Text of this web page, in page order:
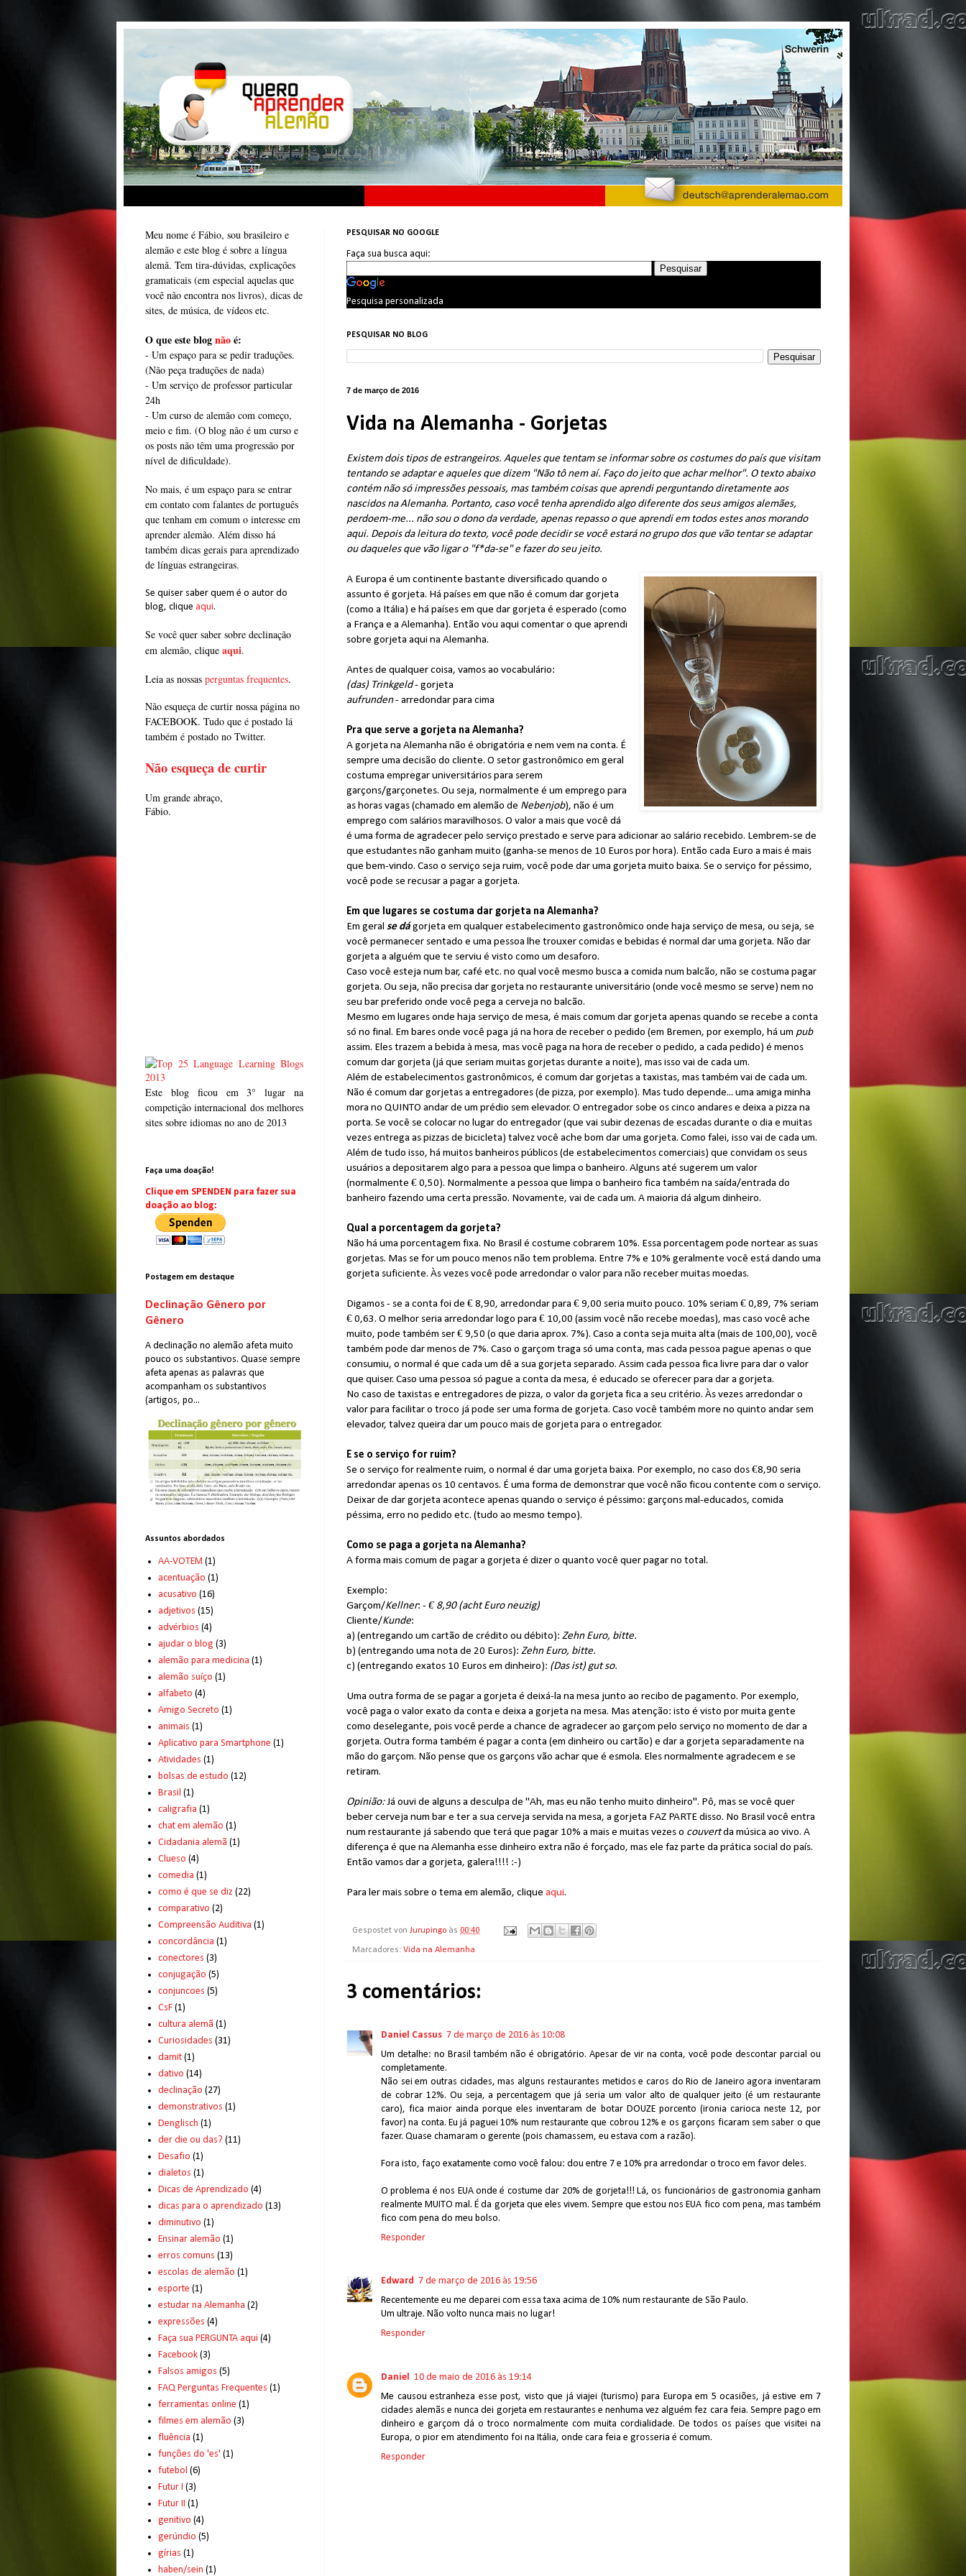
PESQUISAR NO GOOGLE
Faça sua busca aqui:
Pesquisa personalizada
PESQUISAR NO BLOG
7 de março de 2016
Vida na Alemanha - Gorjetas
Existem dois tipos de estrangeiros. Aqueles que tentam se informar sobre os costumes do país que visitam
tentando se adaptar e aqueles que dizem "Não tô nem aí. Faço do jeito que achar melhor". O texto abaixo
contém não só impressões pessoais, mas também coisas que aprendi perguntando diretamente aos
nascidos na Alemanha. Portanto, caso você tenha aprendido algo diferente dos seus amigos alemães,
perdoem-me... não sou o dono da verdade, apenas repasso o que aprendi em todos estes anos morando
aqui. Depois da leitura do texto, você pode decidir se você estará no grupo dos que vão tentar se adaptar
ou daqueles que vão ligar o "f*da-se" e fazer do seu jeito.
A Europa é um continente bastante diversificado quando o
assunto é gorjeta. Há países em que não é comum dar gorjeta
(como a Itália) e há países em que dar gorjeta é esperado (como
a França e a Alemanha). Então vou aqui comentar o que aprendi
sobre gorjeta aqui na Alemanha.
Antes de qualquer coisa, vamos ao vocabulário:
(das) Trinkgeld- gorjeta
aufrunden- arredondar para cima
Pra que serve a gorjeta na Alemanha?
A gorjeta na Alemanha não é obrigatória e nem vem na conta. É
sempre uma decisão do cliente. O setor gastronômico em geral
costuma empregar universitários para serem
garçons/garçonetes. Ou seja, normalmente é um emprego para
as horas vagas (chamado em alemão de Nebenjob), não é um
emprego com salários maravilhosos. O valor a mais que você dá
é uma forma de agradecer pelo serviço prestado e serve para adicionar ao salário recebido. Lembrem-se de
que estudantes não ganham muito (ganha-se menos de 10 Euros por hora). Então cada Euro a mais é mais
que bem-vindo. Caso o serviço seja ruim, você pode dar uma gorjeta muito baixa. Se o serviço for péssimo,
você pode se recusar a pagar a gorjeta.
Em que lugares se costuma dar gorjeta na Alemanha?
Em geral se dágorjeta em qualquer estabelecimento gastronômico onde haja serviço de mesa, ou seja, se
você permanecer sentado e uma pessoa lhe trouxer comidas e bebidas é normal dar uma gorjeta. Não dar
gorjeta a alguém que te serviu é visto como um desaforo.
Caso você esteja num bar, café etc. no qual você mesmo busca a comida num balcão, não se costuma pagar
gorjeta. Ou seja, não precisa dar gorjeta no restaurante universitário (onde você mesmo se serve) nem no
seu bar preferido onde você pega a cerveja no balcão.
Mesmo em lugares onde haja serviço de mesa, é mais comum dar gorjeta apenas quando se recebe a conta
só no final. Em bares onde você paga já na hora de receber o pedido (em Bremen, por exemplo, há um pub
assim. Eles trazem a bebida à mesa, mas você paga na hora de receber o pedido, a cada pedido) é menos
comum dar gorjeta (já que seriam muitas gorjetas durante a noite), mas isso vai de cada um.
Além de estabelecimentos gastronômicos, é comum dar gorjetas a taxistas, mas também vai de cada um.
Não é comum dar gorjetas a entregadores (de pizza, por exemplo). Mas tudo depende... uma amiga minha
mora no QUINTO andar de um prédio sem elevador. O entregador sobe os cinco andares e deixa a pizza na
porta. Se você se colocar no lugar do entregador (que vai subir dezenas de escadas durante o dia e muitas
vezes entrega as pizzas de bicicleta) talvez você ache bom dar uma gorjeta. Como falei, isso vai de cada um.
Além de tudo isso, há muitos banheiros públicos (de estabelecimentos comerciais) que convidam os seus
usuários a depositarem algo para a pessoa que limpa o banheiro. Alguns até sugerem um valor
(normalmente € 0,50). Normalmente a pessoa que limpa o banheiro fica também na saída/entrada do
banheiro fazendo uma certa pressão. Novamente, vai de cada um. A maioria dá algum dinheiro.
Qual a porcentagem da gorjeta?
Não há uma porcentagem fixa. No Brasil é costume cobrarem 10%. Essa porcentagem pode nortear as suas
gorjetas. Mas se for um pouco menos não tem problema. Entre 7% e 10% geralmente você está dando uma
gorjeta suficiente. Às vezes você pode arredondar o valor para não receber muitas moedas.
Digamos - se a conta foi de € 8,90, arredondar para € 9,00 seria muito pouco. 10% seriam € 0,89, 7% seriam
€ 0,63. O melhor seria arredondar logo para € 10,00 (assim você não recebe moedas), mas caso você ache
muito, pode também ser € 9,50 (o que daria aprox. 7%). Caso a conta seja muita alta (mais de 100,00), você
também pode dar menos de 7%. Caso o garçom traga só uma conta, mas cada pessoa pague apenas o que
consumiu, o normal é que cada um dê a sua gorjeta separado. Assim cada pessoa fica livre para dar o valor
que quiser. Caso uma pessoa só pague a conta da mesa, é educado se oferecer para dar a gorjeta.
No caso de taxistas e entregadores de pizza, o valor da gorjeta fica a seu critério. Às vezes arredondar o
valor para facilitar o troco já pode ser uma forma de gorjeta. Caso você também more no quinto andar sem
elevador, talvez queira dar um pouco mais de gorjeta para o entregador.
E se o serviço for ruim?
Se o serviço for realmente ruim, o normal é dar uma gorjeta baixa. Por exemplo, no caso dos €8,90 seria
arredondar apenas os 10 centavos. É uma forma de demonstrar que você não ficou contente com o serviço.
Deixar de dar gorjeta acontece apenas quando o serviço é péssimo: garçons mal-educados, comida
péssima, erro no pedido etc. (tudo ao mesmo tempo).
Como se paga a gorjeta na Alemanha?
A forma mais comum de pagar a gorjeta é dizer o quanto você quer pagar no total.
Exemplo:
Garçom/Kellner: -€ 8,90 (acht Euro neuzig)
Cliente/Kunde:
a) (entregando um cartão de crédito ou débito): Zehn Euro, bitte.
b) (entregando uma nota de 20 Euros): Zehn Euro, bitte.
c) (entregando exatos 10 Euros em dinheiro): (Das ist) gut so.
Uma outra forma de se pagar a gorjeta é deixá-la na mesa junto ao recibo de pagamento. Por exemplo,
você paga o valor exato da conta e deixa a gorjeta na mesa. Mas atenção: isto é visto por muita gente
como deselegante, pois você perde a chance de agradecer ao garçom pelo serviço no momento de dar a
gorjeta. Outra forma também é pagar a conta (em dinheiro ou cartão) e dar a gorjeta separadamente na
mão do garçom. Não pense que os garçons vão achar que é esmola. Eles normalmente agradecem e se
retiram.
Opinião:Já ouvi de alguns a desculpa de "Ah, mas eu não tenho muito dinheiro". Pô, mas se você quer
beber cerveja num bar e ter a sua cerveja servida na mesa, a gorjeta FAZ PARTE disso. No Brasil você entra
num restaurante já sabendo que terá que pagar 10% a mais e muitas vezes o couvertda música ao vivo. A
diferença é que na Alemanha esse dinheiro extra não é forçado, mas ele faz parte da prática social do país.
Então vamos dar a gorjeta, galera!!!! :-)
Para ler mais sobre o tema em alemão, clique aqui.
Gespostet von Jurupingo às 00:40
Marcadores: Vida na Alemanha
3 comentários:
Daniel Cassus 7 de março de 2016 às 10:08
Um detalhe: no Brasil também não é obrigatório. Apesar de vir na conta, você pode descontar parcial ou
completamente.
Não sei em outras cidades, mas alguns restaurantes metidos e caros do Rio de Janeiro agora inventaram
de cobrar 12%. Ou seja, a percentagem que já seria um valor alto de qualquer jeito (é um restaurante
caro), fica maior ainda porque eles inventaram de botar DOUZE porcento (ironia carioca neste 12, por
favor) na conta. Eu já paguei 10% num restaurante que cobrou 12% e os garçons ficaram sem saber o que
fazer. Quase chamaram o gerente (pois chamassem, eu estava com a razão).
Fora isto, faço exatamente como você falou: dou entre 7 e 10% pra arredondar o troco em favor deles.
O problema é nos EUA onde é costume dar 20% de gorjeta!!! Lá, os funcionários de gastronomia ganham
realmente MUITO mal. É da gorjeta que eles vivem. Sempre que estou nos EUA fico com pena, mas também
fico com pena do meu bolso.
Responder
Edward 7 de março de 2016 às 19:56
Recentemente eu me deparei com essa taxa acima de 10% num restaurante de São Paulo.
Um ultraje. Não volto nunca mais no lugar!
Responder
Daniel
10 de maio de 2016 às 19:14
Me causou estranheza esse post, visto que já viajei (turismo) para Europa em 5 ocasiões, já estive em 7
cidades alemãs e nunca dei gorjeta em restaurantes e nenhuma vez alguém fez cara feia. Sempre pago em
dinheiro e garçom dá o troco normalmente com muita cordialidade. De todos os países que visitei na
Europa, o pior em atendimento foi na Itália, onde cara feia e grosseria é comum.
Responder
Meu nome é Fábio, sou brasileiro e
alemão e este blog é sobre a língua
alemã. Tem tira-dúvidas, explicações
gramaticais (em especial aquelas que
você não encontra nos livros), dicas de
sites, de música, de vídeos etc.
O que este blognãoé:
- Um espaço para se pedir traduções.
(Não peça traduções de nada)
- Um serviço de professor particular
24h
- Um curso de alemão com começo,
meio e fim. (O blog não é um curso e
os posts não têm uma progressão por
nível de dificuldade).
No mais, é um espaço para se entrar
em contato com falantes de português
que tenham em comum o interesse em
aprender alemão. Além disso há
também dicas gerais para aprendizado
de línguas estrangeiras.
Se quiser saber quem é o autor do
blog, clique aqui.
Se você quer saber sobre declinação
em alemão, clique aqui.
Leia as nossas perguntas frequentes.
Não esqueça de curtir nossa página no
FACEBOOK. Tudo que é postado lá
também é postado no Twitter.
Não esqueça de curtir
Um grande abraço,
Fábio.
Este blog ficou em 3° lugar na
competição internacional dos melhores
sites sobre idiomas no ano de 2013
Faça uma doação!
Clique em SPENDEN para fazer sua
doação ao blog:
Postagem em destaque
Declinação Gênero por
Gênero
A declinação no alemão afeta muito
pouco os substantivos. Quase sempre
afeta apenas as palavras que
acompanham os substantivos
(artigos, po...
Assuntos abordados
AA-VOTEM (1)
acentuação (1)
acusativo (16)
adjetivos (15)
advérbios (4)
ajudar o blog (3)
alemão para medicina (1)
alemão suíço (1)
alfabeto (4)
Amigo Secreto (1)
animais (1)
Aplicativo para Smartphone (1)
Atividades (1)
bolsas de estudo (12)
Brasil (1)
caligrafia (1)
chat em alemão (1)
Cidadania alemã (1)
Clueso (4)
comedia (1)
como é que se diz (22)
comparativo (2)
Compreensão Auditiva (1)
concordância (1)
conectores (3)
conjugação (5)
conjuncoes (5)
CsF (1)
cultura alemã (1)
Curiosidades (31)
damit (1)
dativo (14)
declinação (27)
demonstrativos (1)
Denglisch (1)
der die ou das? (11)
Desafio (1)
dialetos (1)
Dicas de Aprendizado (4)
dicas para o aprendizado (13)
diminutivo (1)
Ensinar alemão (1)
erros comuns (13)
escolas de alemão (1)
esporte (1)
estudar na Alemanha (2)
expressões (4)
Faça sua PERGUNTA aqui (4)
Facebook (3)
Falsos amigos (5)
FAQ Perguntas Frequentes (1)
ferramentas online (1)
filmes em alemão (3)
fluência (1)
funções do 'es' (1)
futebol (6)
Futur I (3)
Futur II (1)
genitivo (4)
gerúndio (5)
gírias (1)
haben/sein (1)